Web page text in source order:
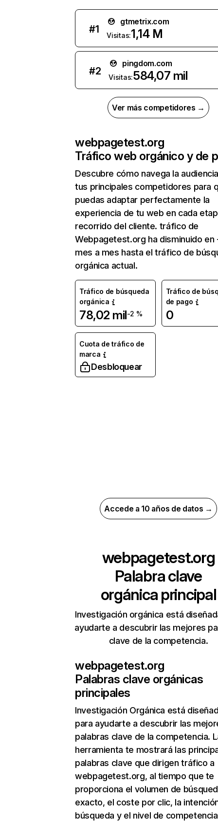
#1
gtmetrix.com
Visitas:1,14 M
#2
pingdom.com
Visitas:584,07 mil
Ver más competidores →
webpagetest.org
Tráfico web orgánico y de
Descubre cómo navega la
tus principales competidores para
puedas adaptar perfectamente la
experiencia de tu web en cada
recorrido del cliente. tráfico de
Webpagetest.org ha disminuido en
mes a mes hasta el tráfico de
orgánica actual.
Tráfico de búsqueda
orgánica
78,02 mil-2 %
Tráfico de
de pago
0
Cuota de tráfico de
marca
Desbloquear
Accede a 10 años de datos →
webpagetest.org
Palabra clave
orgánica principal
Investigación orgánica está
ayudarte a descubrir las mejores
clave de la competencia.
webpagetest.org
Palabras clave orgánicas
principales
Investigación Orgánica está
para ayudarte a descubrir las
palabras clave de la competencia.
herramienta te mostrará las
palabras clave que dirigen tráfico a
webpagetest.org, al tiempo que te
proporciona el volumen de
exacto, el coste por clic, la
búsqueda y el nivel de